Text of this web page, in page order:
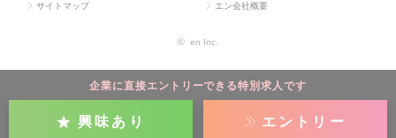
企業に直接エントリーできる特別求人です
興味あり エントリー
サイトマップ エン会社概要
© en Inc.